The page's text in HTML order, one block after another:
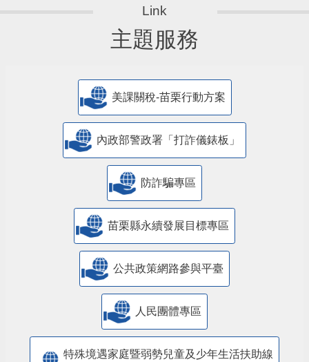
主題服務
美課關稅-苗栗行動方案
內政部警政署「打詐儀錶板」
防詐騙專區
苗栗縣永續發展目標專區
公共政策網路參與平臺
人民團體專區
特殊境遇家庭暨弱勢兒童及少年生活扶助線